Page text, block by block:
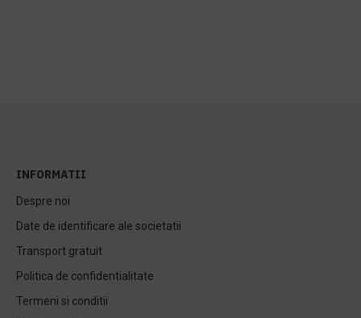
INFORMATII
Despre noi
Date de identificare ale societatii
Transport gratuit
Politica de confidentialitate
Termeni si conditii